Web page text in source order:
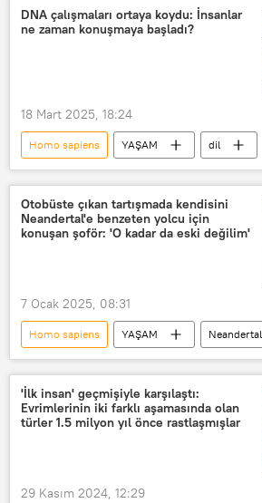
Araştırma
DNA çalışmaları ortaya koydu: İnsanlar
ne zaman konuşmaya başladı?
18 Mart 2025, 18:24
Homo sapiens YAŞAM
dil
Massachusetts Institute of Technology (MIT)
Massachusetts Teknoloji Enstitüsü (MIT)
MIT
Otobüste çıkan tartışmada kendisini
Neandertal'e benzeten yolcu için
konuşan şoför: 'O kadar da eski değilim'
7 Ocak 2025, 08:31
Homo sapiens YAŞAM
Neandertal
Show TV
TikTok
EGO
Türkiye
Neandertal
neandertal genler
Homo Sapiens
'İlk insan' geçmişiyle karşılaştı:
Evrimlerinin iki farklı aşamasında olan
türler 1.5 milyon yıl önce rastlaşmışlar
29 Kasım 2024, 12:29